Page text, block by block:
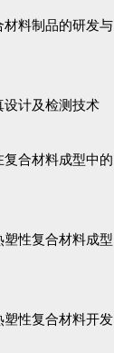
材料制品的研发与
设计及检测技术
合材料成型中的
性复合材料成型
塑性复合材料开发